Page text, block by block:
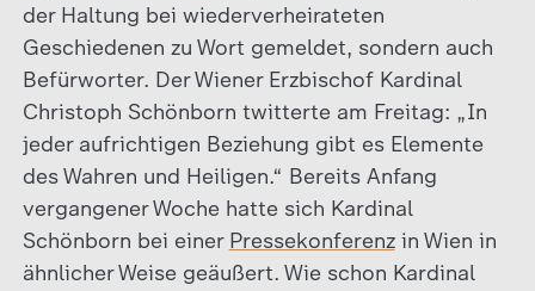
der Haltung bei wiederverheirateten
Geschiedenen zu Wort gemeldet, sondern auch
Befürworter. Der Wiener Erzbischof Kardinal
Christoph Schönborn twitterte am Freitag: „In
jeder aufrichtigen Beziehung gibt es Elemente
des Wahren und Heiligen.“ Bereits Anfang
vergangener Woche hatte sich Kardinal
Schönborn bei einer Pressekonferenzin Wien in
ähnlicher Weise geäußert. Wie schon Kardinal